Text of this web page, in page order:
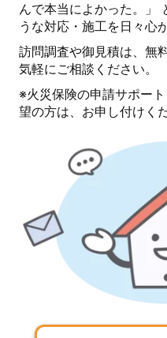
んで本当によかった。」
うな対応・施工を日々心
訪問調査や御見積は、無
気軽にご相談ください。
※火災保険の申請サポー
望の方は、お申し付けく